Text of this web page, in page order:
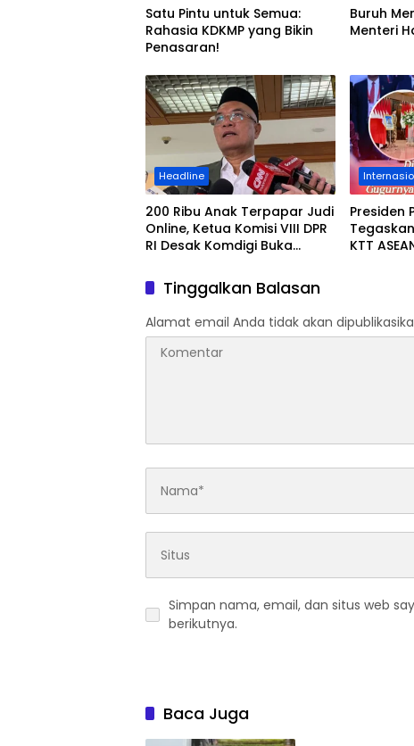
Satu Pintu untuk Semua:
Rahasia KDKMP yang Bikin
Penasaran!
Buruh
Menteri
Headline
200 Ribu Anak Terpapar Judi
Online, Ketua Komisi VIII DPR
RI Desak Komdigi Buka
Pengawasan
Presiden
KTT
Tinggalkan Balasan
Alamat email Anda tidak akan
Simpan nama, email, dan situs web
berikutnya.
Baca Juga